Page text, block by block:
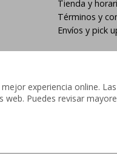
experiencia online.
web. Puedes revisar
Tienda y
Términos y
Envíos y pick